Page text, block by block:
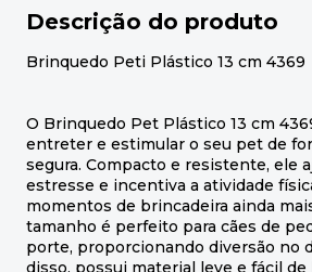
Descrição do produto
Brinquedo Peti Plástico 13 cm 4369
O Brinquedo Pet Plástico 13 cm
entreter e estimular o seu pet de
segura. Compacto e resistente, ele
estresse e incentiva a atividade
momentos de brincadeira ainda
tamanho é perfeito para cães de
porte, proporcionando diversão no